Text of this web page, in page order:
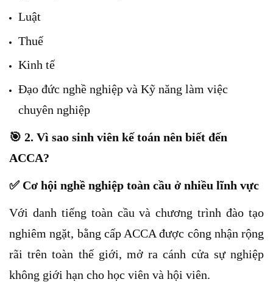
Luật
Thuế
Kinh tế
Đạo đức nghề nghiệp và Kỹ năng làm việc
chuyên nghiệp
🎯 2. Vì sao sinh viên kế toán nên biết đến
ACCA?
✅ Cơ hội nghề nghiệp toàn cầu ở nhiều lĩnh vực
Với danh tiếng toàn cầu và chương trình đào tạo
nghiêm ngặt, bằng cấp ACCA được công nhận rộng
rãi trên toàn thế giới, mở ra cánh cửa sự nghiệp
không giới hạn cho học viên và hội viên.